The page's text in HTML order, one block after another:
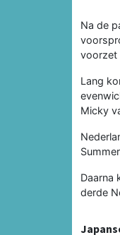
Na de
voorzet
Lang
Micky
Daarna
derde